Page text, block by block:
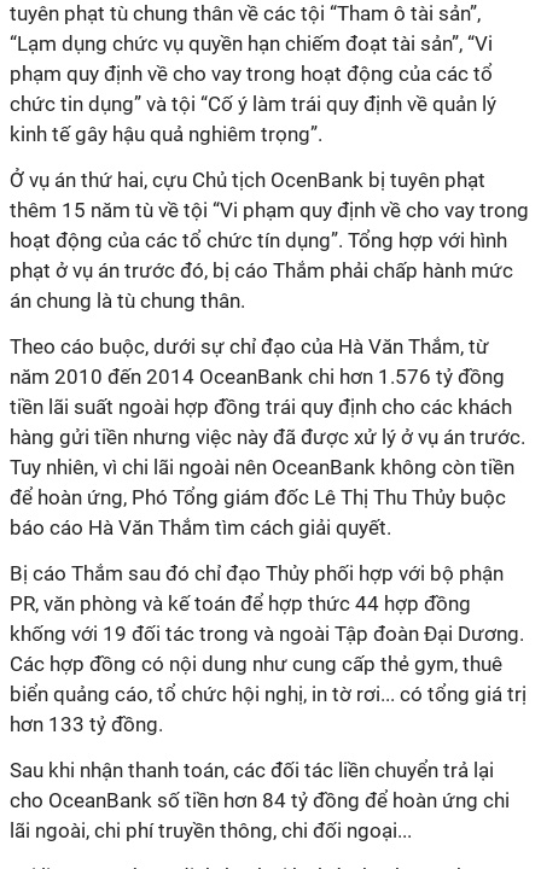
tuyên phạt tù chung thân về các tội “Tham ô tài sản”,
“Lạm dụng chức vụ quyền hạn chiếm đoạt tài sản”, “Vi
phạm quy định về cho vay trong hoạt động của các tổ
chức tin dụng” và tội “Cố ý làm trái quy định về quản lý
kinh tế gây hậu quả nghiêm trọng”.
Ở vụ án thứ hai, cựu Chủ tịch OcenBank bị tuyên phạt
thêm 15 năm tù về tội “Vi phạm quy định về cho vay trong
hoạt động của các tổ chức tín dụng”. Tổng hợp với hình
phạt ở vụ án trước đó, bị cáo Thắm phải chấp hành mức
án chung là tù chung thân.
Theo cáo buộc, dưới sự chỉ đạo của Hà Văn Thắm, từ
năm 2010 đến 2014 OceanBank chi hơn 1.576 tỷ đồng
tiền lãi suất ngoài hợp đồng trái quy định cho các khách
hàng gửi tiền nhưng việc này đã được xử lý ở vụ án trước.
Tuy nhiên, vì chi lãi ngoài nên OceanBank không còn tiền
để hoàn ứng, Phó Tổng giám đốc Lê Thị Thu Thủy buộc
báo cáo Hà Văn Thắm tìm cách giải quyết.
Bị cáo Thắm sau đó chỉ đạo Thủy phối hợp với bộ phận
PR, văn phòng và kế toán để hợp thức 44 hợp đồng
khống với 19 đối tác trong và ngoài Tập đoàn Đại Dương.
Các hợp đồng có nội dung như cung cấp thẻ gym, thuê
biển quảng cáo, tổ chức hội nghị, in tờ rơi... có tổng giá trị
hơn 133 tỷ đồng.
Sau khi nhận thanh toán, các đối tác liền chuyển trả lại
cho OceanBank số tiền hơn 84 tỷ đồng để hoàn ứng chi
lãi ngoài, chi phí truyền thông, chi đối ngoại...